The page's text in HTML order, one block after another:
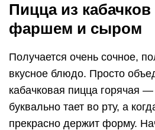
Пицца из
фаршем и сыром
Получается очень сочное,
вкусное блюдо. Просто
кабачковая пицца горячая
буквально тает во рту, а
прекрасно держит форму.